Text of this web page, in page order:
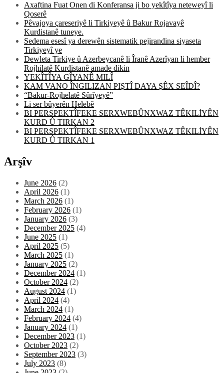
Axaftina Fuat Onen di Konferansa ji bo yekîtîya neteweyî li
Qoserê
Pêvajoya çareseriyê li Tirkiyeyê û Bakur Rojavayê
Kurdistanê tuneye.
Sedema esesî ya derewên sistematik pejirandina siyaseta
Tirkiyeyî ye
Dewleta Tirkiye û Azerbeycanê li Îranê Azerîyan li hember
Rojhilatê Kurdistanê amade dikin
YEKÎTÎYA GÎYANÊ MILÎ
KAM VANO ÎNGILIZAN PIŞTÎ DAYA ŞÊX SEÎDÎ?
“Bakur-Rojhelatê Sûrîyeyê”
Li ser bûyerên Helebê
BI PERSPEKTÎFEKE SERXWEBÛNXWAZ TÊKILİYÊN
KURD Û TIRKAN 2
BI PERSPEKTÎFEKE SERXWEBÛNXWAZ TÊKILİYÊN
KURD Û TIRKAN 1
Arşîv
June 2026 (2)
April 2026 (1)
March 2026 (1)
February 2026 (1)
January 2026 (3)
December 2025 (4)
June 2025 (1)
April 2025 (5)
March 2025 (1)
January 2025 (2)
December 2024 (1)
October 2024 (2)
August 2024 (1)
April 2024 (4)
March 2024 (1)
February 2024 (4)
January 2024 (1)
December 2023 (1)
October 2023 (2)
September 2023 (3)
July 2023 (8)